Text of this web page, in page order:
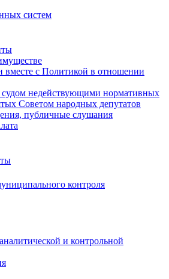
систем
с Политикой в отношении
недействующими нормативных
Советом народных депутатов
публичные слушания
контроля
и контрольной